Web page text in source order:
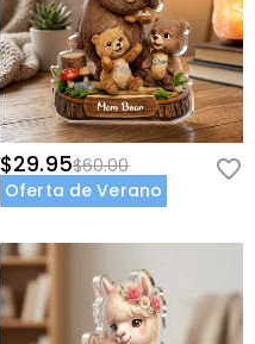
$29.95$60.00
Oferta de Verano